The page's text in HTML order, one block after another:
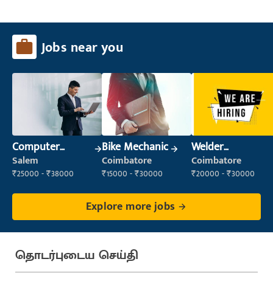
Jobs near you
Computer
Operator
Salem
₹25000 - ₹38000
Bike Mechanic
Coimbatore
₹15000 - ₹30000
Welder
(Fabrication)
Coimbatore
₹20000 - ₹30000
Explore more jobs
தொடர்புடைய செய்தி